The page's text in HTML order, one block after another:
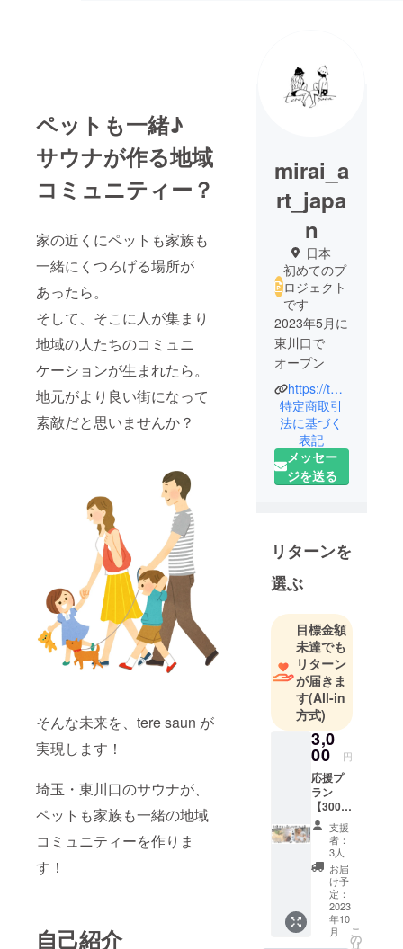
ペットも一緒♪
サウナが作る地域
コミュニティー？
家の近くにペットも家族も
一緒にくつろげる場所が
あったら。
そして、そこに人が集まり
地域の人たちのコミュニ
ケーションが生まれたら。
地元がより良い街になって
素敵だと思いませんか？
そんな未来を、tere saun が
実現します！
埼玉・東川口のサウナが、
ペットも家族も一緒の地域
コミュニティーを作りま
す！
自己紹介
mirai_a
rt_japa
n
日本
初めてのプ
ロジェクト
です
2023年5月に
東川口で
オープン
エストニア
語
で、”tere”は
、”こんにち
は” ”saun”
味です。
気軽に知っ
士のコミュ
ニティとし
てtere saun
で集まり、
お互いに挨
拶するぐら
い当たり前
な場所にし
たいという
思いがあり
https://tere-saun.com/
特定商取引
法に基づく
表記
メッセー
ジを送る
リターンを
選ぶ
目標金額
未達でも
リターン
が届きま
す(All-in
方式)
3,0
00 円
応援プ
ラン
【3000
円コー
ス】 A
かBの
コース
をお選
びくだ
さい。
A.カ
フェご
支援
者：
3人
お届
け予
定：
2023
年10
月
こ
の